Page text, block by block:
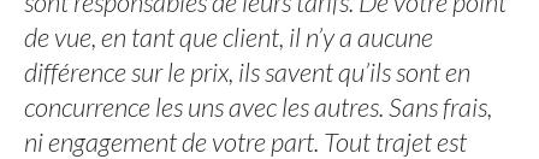
de vue, en tant que client, il n’y a aucune
différence sur le prix, ils savent qu’ils sont en
concurrence les uns avec les autres. Sans frais,
ni engagement de votre part. Tout trajet est